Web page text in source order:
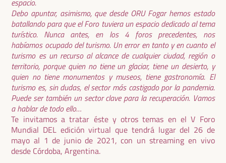
Debo apuntar, asimismo, que desde ORU Fogar hemos estado
batallando para que el Foro tuviera un espacio dedicado al tema
turístico. Nunca antes, en los 4 foros precedentes, nos
habíamos ocupado del turismo. Un error en tanto y en cuanto el
turismo es un recurso al alcance de cualquier ciudad, región o
territorio, porque quien no tiene un glaciar, tiene un desierto, y
quien no tiene monumentos y museos, tiene gastronomía. El
turismo es, sin dudas, el sector más castigado por la pandemia.
Puede ser también un sector clave para la recuperación. Vamos
a hablar de todo ello…
Te invitamos a tratar éste y otros temas en el V Foro
Mundial DEL edición virtual que tendrá lugar del 26 de
mayo al 1 de junio de 2021, con un streaming en vivo
desde Córdoba, Argentina.